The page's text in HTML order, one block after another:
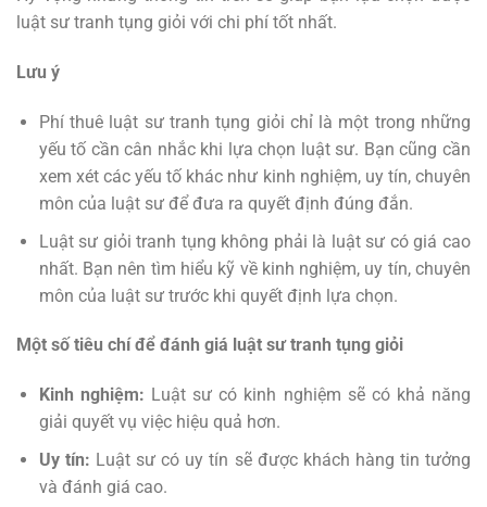
luật sư tranh tụng giỏi với chi phí tốt nhất.
Lưu ý
Phí thuê luật sư tranh tụng giỏi chỉ là một trong những
yếu tố cần cân nhắc khi lựa chọn luật sư. Bạn cũng cần
xem xét các yếu tố khác như kinh nghiệm, uy tín, chuyên
môn của luật sư để đưa ra quyết định đúng đắn.
Luật sư giỏi tranh tụng không phải là luật sư có giá cao
nhất. Bạn nên tìm hiểu kỹ về kinh nghiệm, uy tín, chuyên
môn của luật sư trước khi quyết định lựa chọn.
Một số tiêu chí để đánh giá luật sư tranh tụng giỏi
Kinh nghiệm: Luật sư có kinh nghiệm sẽ có khả năng
giải quyết vụ việc hiệu quả hơn.
Uy tín: Luật sư có uy tín sẽ được khách hàng tin tưởng
và đánh giá cao.